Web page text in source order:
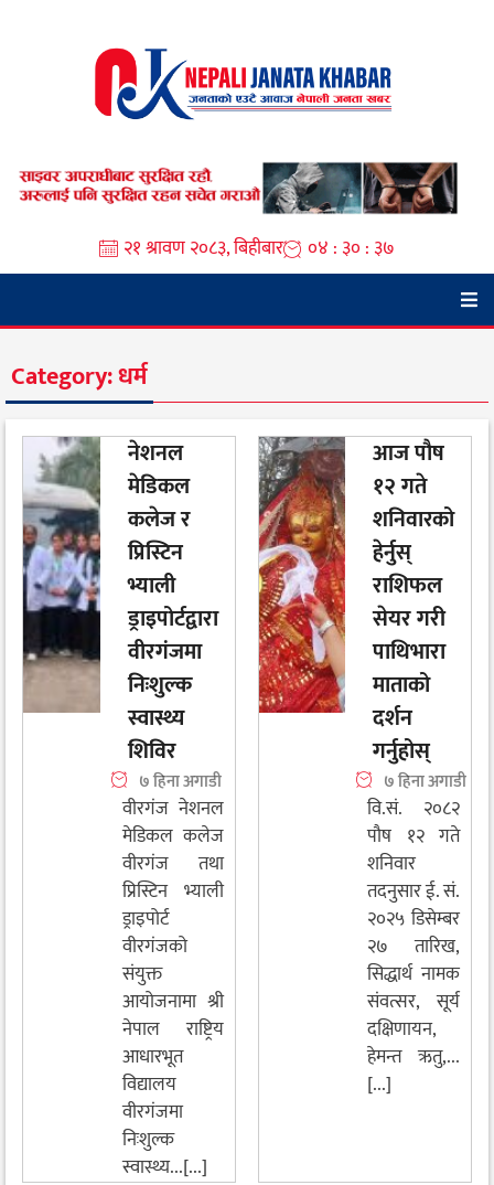
२१ श्रावण २०८३, बिहीबार ०४ : ३० : ३७
Category:धर्म
नेशनल
मेडिकल
कलेज र
प्रिस्टिन
भ्याली
ड्राइपोर्टद्वारा
वीरगंजमा
निःशुल्क
स्वास्थ्य
शिविर
७ हिना अगाडी
वीरगंज नेशनल
मेडिकल कलेज
वीरगंज तथा
प्रिस्टिन भ्याली
ड्राइपोर्ट
वीरगंजको
संयुक्त
आयोजनामा श्री
नेपाल राष्ट्रिय
आधारभूत
विद्यालय
वीरगंजमा
निःशुल्क
स्वास्थ्य...[...]
आज पौष
१२ गते
शनिवारको
हेर्नुस्
राशिफल
सेयर गरी
पाथिभारा
माताको
दर्शन
गर्नुहोस्
७ हिना अगाडी
वि.सं. २०८२
पौष १२ गते
शनिवार
तदनुसार ई. सं.
२०२५ डिसेम्बर
२७ तारिख,
सिद्धार्थ नामक
संवत्सर, सूर्य
दक्षिणायन,
हेमन्त ऋतु,...
[...]